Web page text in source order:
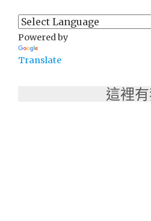
Powered by
Translate
這裡